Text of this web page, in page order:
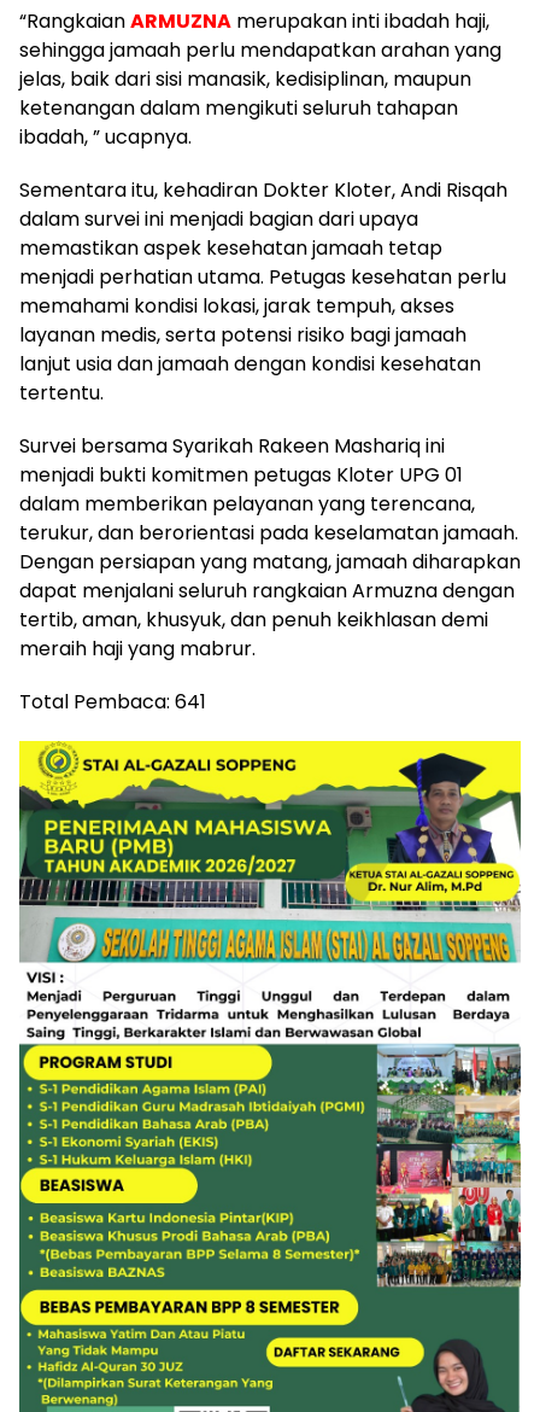
“RangkaianARMUZNA merupakan inti ibadah haji,
sehingga jamaah perlu mendapatkan arahan yang
jelas, baik dari sisi manasik, kedisiplinan, maupun
ketenangan dalam mengikuti seluruh tahapan
ibadah, ” ucapnya.
Sementara itu, kehadiran Dokter Kloter, Andi Risqah
dalam survei ini menjadi bagian dari upaya
memastikan aspek kesehatan jamaah tetap
menjadi perhatian utama. Petugas kesehatan perlu
memahami kondisi lokasi, jarak tempuh, akses
layanan medis, serta potensi risiko bagi jamaah
lanjut usia dan jamaah dengan kondisi kesehatan
tertentu.
Survei bersama Syarikah Rakeen Mashariq ini
menjadi bukti komitmen petugas Kloter UPG 01
dalam memberikan pelayanan yang terencana,
terukur, dan berorientasi pada keselamatan jamaah.
Dengan persiapan yang matang, jamaah diharapkan
dapat menjalani seluruh rangkaian Armuzna dengan
tertib, aman, khusyuk, dan penuh keikhlasan demi
meraih haji yang mabrur.
Total Pembaca: 641